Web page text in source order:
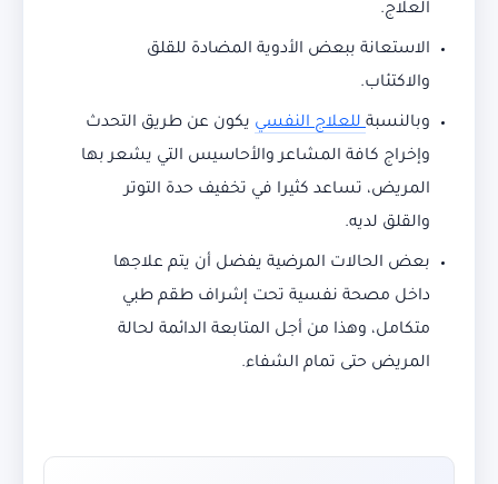
العلاج.
الاستعانة ببعض الأدوية المضادة للقلق
والاكتئاب.
وبالنسبةللعلاج النفسي يكون عن طريق التحدث
وإخراج كافة المشاعر والأحاسيس التي يشعر بها
المريض، تساعد كثيرا في تخفيف حدة التوتر
والقلق لديه.
بعض الحالات المرضية يفضل أن يتم علاجها
داخل مصحة نفسية تحت إشراف طقم طبي
متكامل، وهذا من أجل المتابعة الدائمة لحالة
المريض حتى تمام الشفاء.